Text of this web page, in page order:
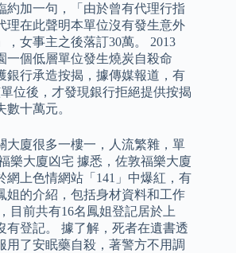
約加一句，「由於曾有代理行指
理在此聲明本單位沒有發生意外
，女事主之後落訂30萬。 2013
一個低層單位發生燒炭自殺命
銀行承造按揭，據傳媒報道，有
位後，才發現銀行拒絕提供按揭
十萬元。
大廈很多一樓一，人流繁雜，單
樂大廈凶宅 據悉，佐敦福樂大廈
網上色情網站「141」中爆紅，有
姐的介紹，包括身材資料和工作
目前共有16名鳳姐登記居於上
有登記。 據了解，死者在遺書透
用了安眠藥自殺，著警方不用調